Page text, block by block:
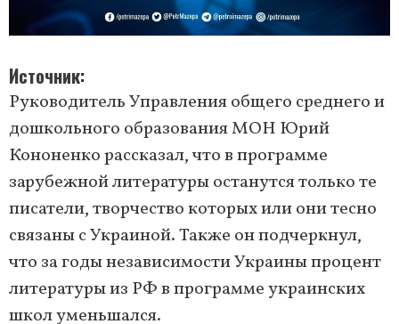
Источник
Руководитель Управления общего среднего и
дошкольного образования МОН Юрий
Кононенко рассказал, что в программе
зарубежной литературы останутся только те
писатели, творчество которых или они тесно
связаны с Украиной. Также он подчеркнул,
что за годы независимости Украины процент
литературы из РФ в программе украинских
школ уменьшался.